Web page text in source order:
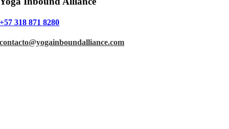
+57 318 871 8280
contacto@yogainboundalliance.com